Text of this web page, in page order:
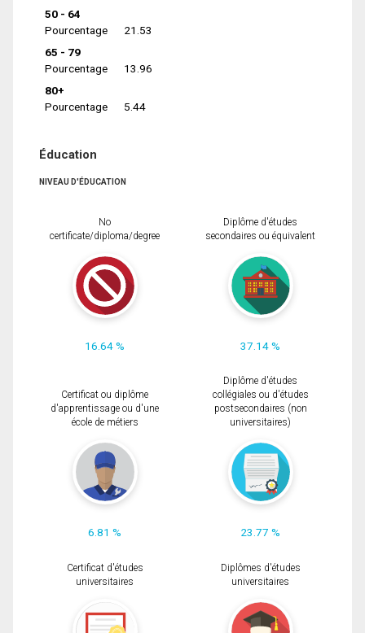
50 - 64
Pourcentage
21.53
65 - 79
Pourcentage
13.96
80+
Pourcentage
5.44
Éducation
NIVEAU D'ÉDUCATION
No
certificate/diploma/degree
16.64 %
Diplôme d'études
secondaires ou équivalent
37.14 %
Certificat ou diplôme
d'apprentissage ou d'une
école de métiers
6.81 %
Diplôme d'études
collégiales ou d'études
postsecondaires (non
universitaires)
23.77 %
Certificat d'études
universitaires
Diplômes d'études
universitaires